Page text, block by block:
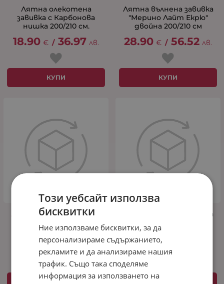
Лятна олекотена
завивка с Карбонова
нишка 200/210 см.
18.90 € / 36.97 лв.
КУПИ
Лятна вълнена завивка
"Мерино Лайт Екрю"
двойна 200/210 см
28.90 € / 56.52 лв.
КУПИ
Лятна вълнена завивка
единична 150/210 см
26.90 € 52.61
КУПИ
Лятна вълнена завивка
двойна 200/210 см
28.90
Този уебсайт използва
бисквитки
Ние използваме бисквитки, за да
персонализираме съдържанието,
рекламите и да анализираме нашия
трафик. Също така споделяме
информация за използването на